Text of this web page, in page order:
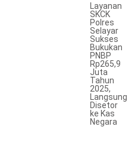
Layanan
SKCK
Polres
Selayar
Sukses
Bukukan
PNBP
Rp265,9
Juta
Tahun
2025,
Langsung
Disetor
ke Kas
Negara